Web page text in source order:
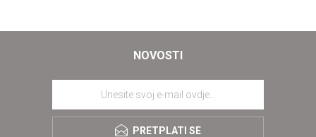
NOVOSTI
PRETPLATI SE